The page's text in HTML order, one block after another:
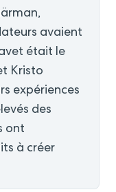
,
avaient
était le
Kristo
expériences
des
ont
à créer